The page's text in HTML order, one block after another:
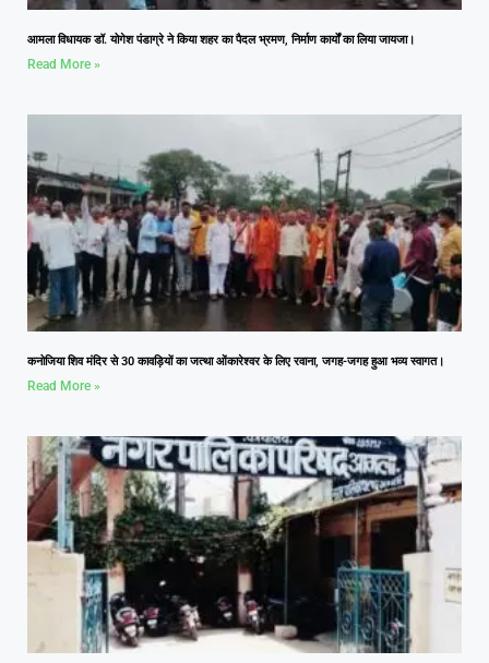
आमला विधायक डॉ. योगेश पंडाग्रे ने किया शहर का पैदल भ्रमण, निर्माण कार्यों का लिया जायजा।
Read More »
कनोजिया शिव मंदिर से 30 कावड़ियों का जत्था ओंकारेश्वर के लिए रवाना, जगह-जगह हुआ भव्य स्वागत।
Read More »